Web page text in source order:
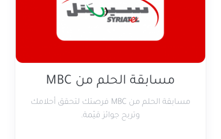
مسابقة الحلم من MBC
مسابقة الحلم من MBC فرصتك لتحقق أحلامك
وتربح جوائز قيّمة.